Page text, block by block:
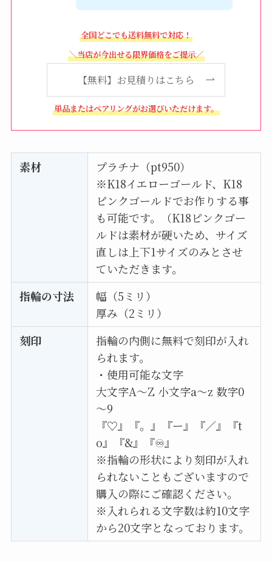
全国どこでも送料無料で対応！
＼当店が今出せる限界価格をご提示／
【無料】お見積りはこちら
単品またはペアリングがお選びいただけます。
素材
プラチナ（pt950）
※K18イエローゴールド、K18
ピンクゴールドでお作りする事
も可能です。（K18ピンクゴー
ルドは素材が硬いため、サイズ
直しは上下1サイズのみとさせ
ていただきます。
指輪の寸法
幅（5ミリ）
厚み（2ミリ）
刻印
指輪の内側に無料で刻印が入れ
られます。
・使用可能な文字
大文字A〜Z 小文字a〜z 数字0
～9
『♡』『。』『ー』『／』『t
o』『&』『♾』
※指輪の形状により刻印が入れ
られないこともございますので
購入の際にご確認ください。
※入れられる文字数は約10文字
から20文字となっております。